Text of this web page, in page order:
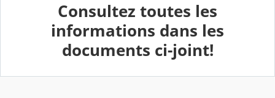
Consultez toutes les
informations dans les
documents ci-joint!